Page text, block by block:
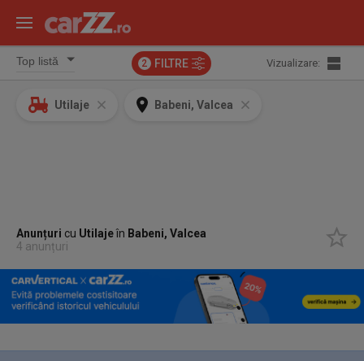
2 FILTRE Vizualizare:
Utilaje Babeni, Valcea
Anunțuri cu Utilajeîn Babeni, Valcea
4 anunțuri